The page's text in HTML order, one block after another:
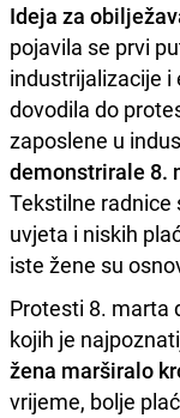
Ideja za
pojavila se prvi
industrijalizacije i
dovodila do
zaposlene u
demonstrirale 8.
Tekstilne radnice
uvjeta i niskih
iste žene su
Protesti 8. marta
kojih je
žena marširalo
vrijeme, bolje